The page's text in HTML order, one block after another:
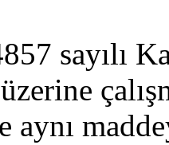
sayılı
üzerine